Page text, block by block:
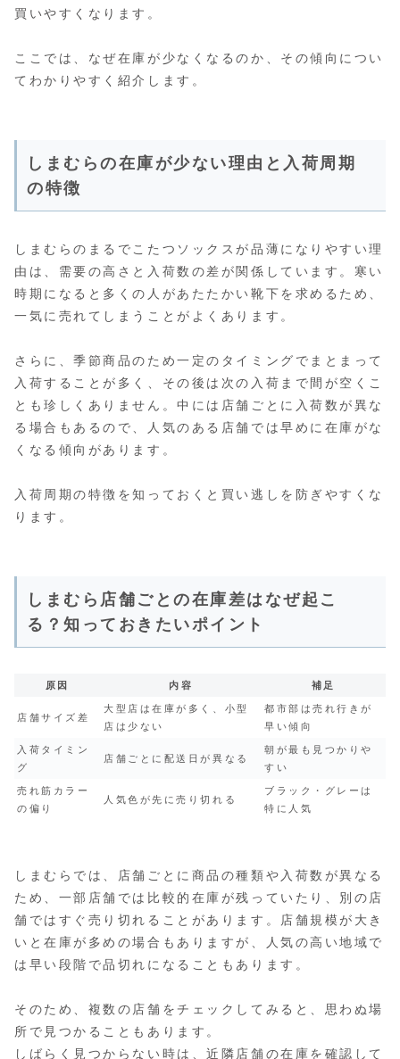
買いやすくなります。
ここでは、なぜ在庫が少なくなるのか、その傾向につい
てわかりやすく紹介します。
しまむらの在庫が少ない理由と入荷周期
の特徴
しまむらのまるでこたつソックスが品薄になりやすい理
由は、需要の高さと入荷数の差が関係しています。寒い
時期になると多くの人があたたかい靴下を求めるため、
一気に売れてしまうことがよくあります。
さらに、季節商品のため一定のタイミングでまとまって
入荷することが多く、その後は次の入荷まで間が空くこ
とも珍しくありません。中には店舗ごとに入荷数が異な
る場合もあるので、人気のある店舗では早めに在庫がな
くなる傾向があります。
入荷周期の特徴を知っておくと買い逃しを防ぎやすくな
ります。
しまむら店舗ごとの在庫差はなぜ起こ
る？知っておきたいポイント
原因 内容 補足
店舗サイズ差
大型店は在庫が多く、小型
店は少ない
都市部は売れ行きが
早い傾向
入荷タイミン
グ
店舗ごとに配送日が異なる
朝が最も見つかりや
すい
売れ筋カラー
の偏り
人気色が先に売り切れる
ブラック・グレーは
特に人気
しまむらでは、店舗ごとに商品の種類や入荷数が異なる
ため、一部店舗では比較的在庫が残っていたり、別の店
舗ではすぐ売り切れることがあります。店舗規模が大き
いと在庫が多めの場合もありますが、人気の高い地域で
は早い段階で品切れになることもあります。
そのため、複数の店舗をチェックしてみると、思わぬ場
所で見つかることもあります。
しばらく見つからない時は、近隣店舗の在庫を確認して